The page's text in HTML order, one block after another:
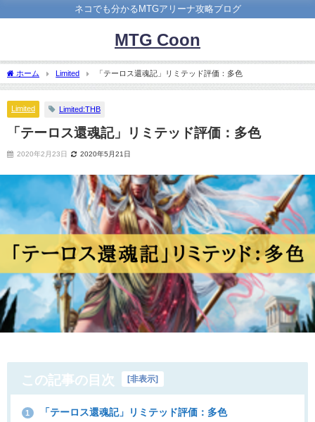
ネコでも分かるMTGアリーナ攻略ブログ
MTG Coon
ホーム Limited 「テーロス還魂記」リミテッド評価：多色
Limited Limited:THB
「テーロス還魂記」リミテッド評価：多色
2020年2月23日 2020年5月21日
この記事の目次 非表示
1 「テーロス還魂記」リミテッド評価：多色